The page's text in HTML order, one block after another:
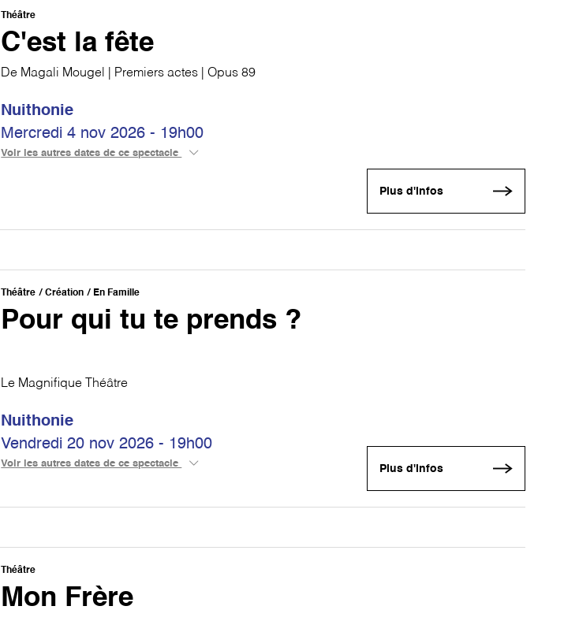
Théâtre
C'est la fête
De Magali Mougel | Premiers actes | Opus 89
Nuithonie
Mercredi 4 nov 2026 - 19h00
Voir les autres dates de ce spectacle
Plus d'infos
Théâtre Création En Famille
Pour qui tu te prends ?
Le Magnifique Théâtre
Nuithonie
Vendredi 20 nov 2026 - 19h00
Voir les autres dates de ce spectacle Plus d'infos
Théâtre
Mon Frère